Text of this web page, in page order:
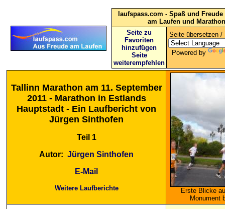
laufspass.com - Spaß und
am Laufen und Marathon
Seite zu
Favoriten
hinzufügen
Seite
weiterempfehlen
Seite übersetzen /
Powered by
Tallinn Marathon am 11. September
2011 - Marathon in Estlands
Hauptstadt - Ein Laufbericht von
Jürgen Sinthofen
Teil 1
Autor: Jürgen Sinthofen
E-Mail
Weitere Laufberichte
Erste Blicke
Monument